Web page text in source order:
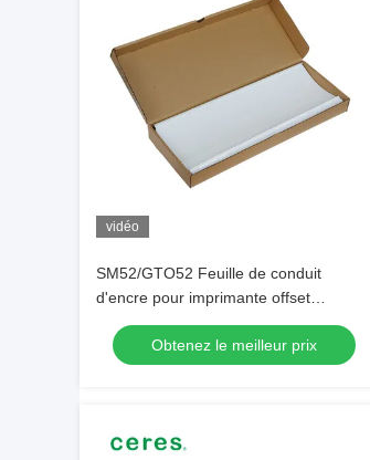
vidéo
SM52/GTO52 Feuille de conduit
d'encre pour imprimante offset
57,5*22,8*7cm
Obtenez le meilleur prix